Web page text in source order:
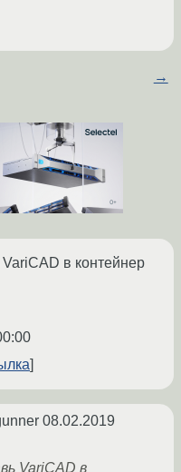
→
в контейнер
08.02.2019
VariCAD в